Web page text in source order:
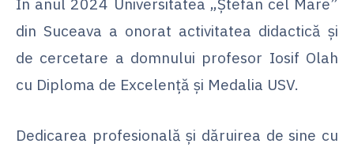
din Suceava a onorat activitatea didactică și
de cercetare a domnului profesor Iosif Olah
cu Diploma de Excelență și Medalia USV.
Dedicarea profesională și dăruirea de sine cu